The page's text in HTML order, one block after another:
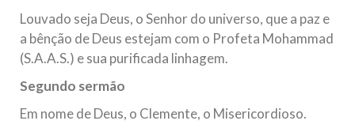
Louvado seja Deus, o Senhor do universo, que a paz e
a bênção de Deus estejam com o Profeta Mohammad
(S.A.A.S.) e sua purificada linhagem.
Segundo sermão
Em nome de Deus, o Clemente, o Misericordioso.